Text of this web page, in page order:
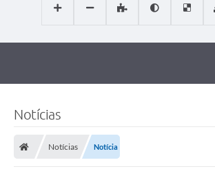
Notícias
Notícias Notícia